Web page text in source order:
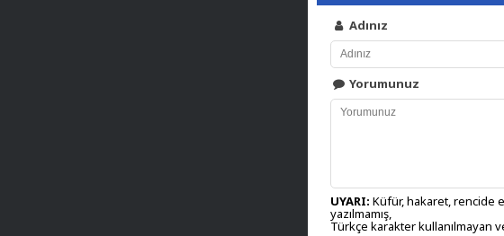
Adınız
Yorumunuz
UYARI: Küfür, hakaret, rencide
yazılmamış,
Türkçe karakter kullanılmayan